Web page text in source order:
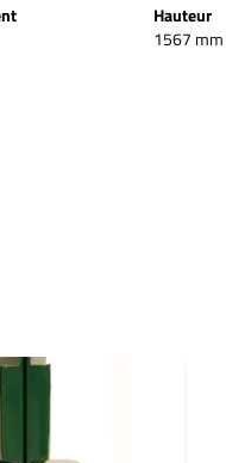
Hauteur
1567 mm